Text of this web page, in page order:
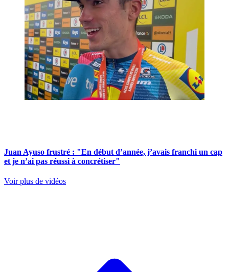
Juan Ayuso frustré : "En début d’année, j’avais franchi un cap
et je n’ai pas réussi à concrétiser"
Voir plus de vidéos